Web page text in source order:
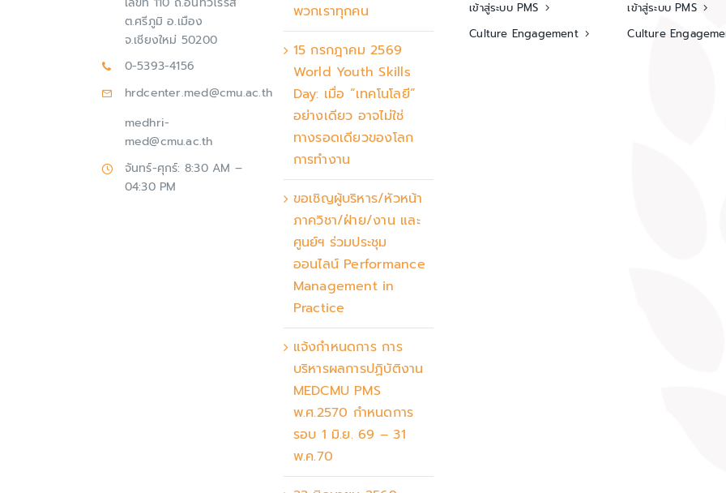
ต.ศรีภูมิ อ.เมือง
จ.เชียงใหม่ 50200
0-5393-4156
hrdcenter.med@cmu.ac.th
medhri-
med@cmu.ac.th
จันทร์-ศุกร์: 8:30 AM –
04:30 PM
พวกเราทุกคน
15 กรกฎาคม 2569
World Youth Skills
Day: เมื่อ “เทคโนโลยี”
อย่างเดียว อาจไม่ใช่
ทางรอดเดียวของโลก
การทำงาน
ขอเชิญผู้บริหาร/หัวหน้า
ภาควิชา/ฝ่าย/งาน และ
ศูนย์ฯ ร่วมประชุม
ออนไลน์ Performance
Management in
Practice
แจ้งกำหนดการ การ
บริหารผลการปฏิบัติงาน
MEDCMU PMS
พ.ศ.2570 กำหนดการ
รอบ 1 มิ.ย. 69 – 31
พ.ค.70
เข้าสู่ระบบ PMS
Culture Engagement
เข้าสู่ระบบ PMS
Culture